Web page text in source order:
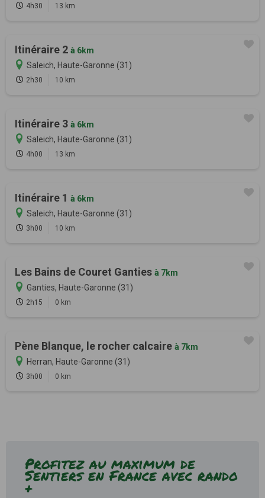
4h30 13 km
Itinéraire 2 à 6km
Saleich, Haute-Garonne (31)
2h30 10 km
Itinéraire 3 à 6km
Saleich, Haute-Garonne (31)
4h00 13 km
Itinéraire 1 à 6km
Saleich, Haute-Garonne (31)
3h00 10 km
Les Bains de Couret Ganties à 7km
Ganties, Haute-Garonne (31)
2h15 0 km
Pène Blanque, le rocher calcaire à 7km
Herran, Haute-Garonne (31)
3h00 0 km
Profitez au maximum de
Sentiers en France avec rando
+